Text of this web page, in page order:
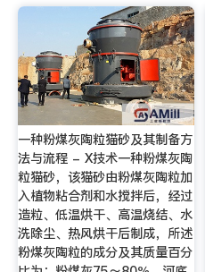
一种粉煤灰陶粒猫砂及其制备方
法与流程 - X技术一种粉煤灰陶
粒猫砂，该猫砂由粉煤灰陶粒加
入植物粘合剂和水搅拌后，经过
造粒、低温烘干、高温烧结、水
洗除尘、热风烘干后制成，所述
粉煤灰陶粒的成分及其质量百分